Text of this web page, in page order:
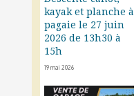
kayak et planche à
pagaie le 27 juin
2026 de 13h30 à
15h
19 mai 2026